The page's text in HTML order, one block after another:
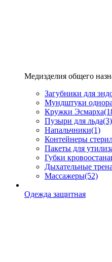
Медизделия общего
Загубники для
Мундштуки
Кружки Эсмарха
Пузыри для льда(3)
Напальчники(1)
Контейнеры
Пакеты для
Губки
Дыхательные
Массажеры(52)
Одежда защитная